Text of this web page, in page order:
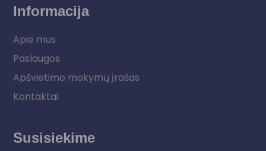
Informacija
Apie mus
Paslaugos
Apšvietimo mokymų įrašas
Kontaktai
Susisiekime